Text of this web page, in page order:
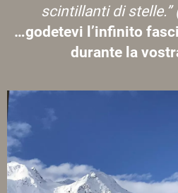
scintillanti di stelle.”
…godetevi l’infinito
durante la